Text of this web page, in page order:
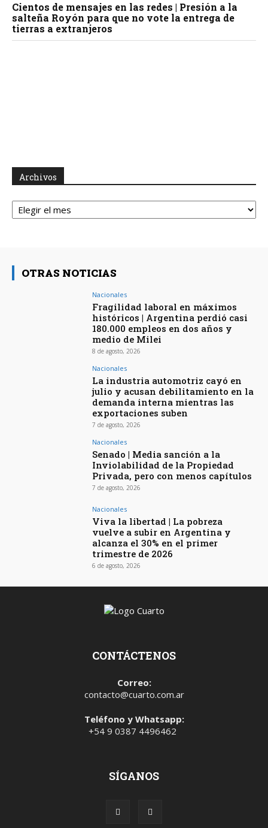
Cientos de mensajes en las redes | Presión a la
salteña Royón para que no vote la entrega de
tierras a extranjeros
Archivos
Archivos
OTRAS NOTICIAS
Nacionales
Fragilidad laboral en máximos
históricos | Argentina perdió casi
180.000 empleos en dos años y
medio de Milei
8 de agosto, 2026
Nacionales
La industria automotriz cayó en
julio y acusan debilitamiento en la
demanda interna mientras las
exportaciones suben
7 de agosto, 2026
Nacionales
Senado | Media sanción a la
Inviolabilidad de la Propiedad
Privada, pero con menos capítulos
7 de agosto, 2026
Nacionales
Viva la libertad | La pobreza
vuelve a subir en Argentina y
alcanza el 30% en el primer
trimestre de 2026
6 de agosto, 2026
CONTÁCTENOS
Correo:
contacto@cuarto.com.ar
Teléfono y Whatsapp:
+54 9 0387 4496462
SÍGANOS